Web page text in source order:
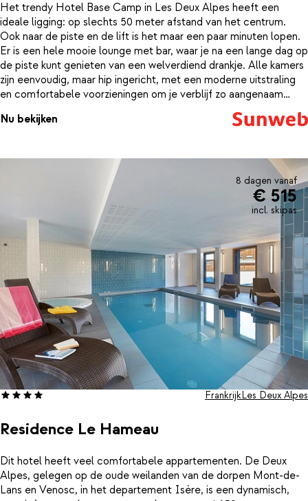
Het trendy Hotel Base Camp in Les Deux Alpes heeft een
ideale ligging: op slechts 50 meter afstand van het centrum.
Ook naar de piste en de lift is het maar een paar minuten lopen.
Er is een hele mooie lounge met bar, waar je na een lange dag op
de piste kunt genieten van een welverdiend drankje. Alle kamers
zijn eenvoudig, maar hip ingericht, met een moderne uitstraling
en comfortabele voorzieningen om je verblijf zo aangenaam
Nu bekijken
8 dagen vanaf
€ 515
incl. skipas
Residence Le Hameau
FrankrijkLes Deux Alpes
Dit hotel heeft veel comfortabele appartementen. De Deux
Alpes, gelegen op de oude weilanden van de dorpen Mont-de-
Lans en Venosc, in het departement Isère, is een dynamisch,